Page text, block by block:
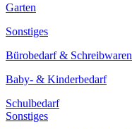
Garten
Sonstiges
Bürobedarf & Schreibwaren
Baby- & Kinderbedarf
Schulbedarf
Sonstiges